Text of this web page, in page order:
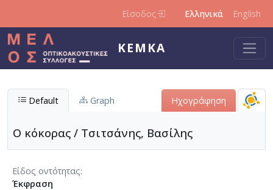
Είσοδος Ελληνικά English
ΚΕΜΚΑ
Default Graph Ηχογράφηση
Ο κόκορας / Τσιτσάνης, Βασίλης
Είδος οντότητας
Έκφραση